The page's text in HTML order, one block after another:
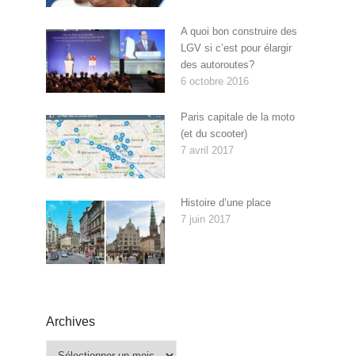
A quoi bon construire des
LGV si c’est pour élargir
des autoroutes?
6 octobre 2016
Paris capitale de la moto
(et du scooter)
7 avril 2017
Histoire d’une place
7 juin 2017
Archives
Archives